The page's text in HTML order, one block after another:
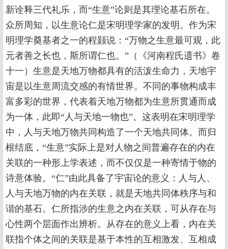
新诠释三代礼乐，而“生意”论则是其理论基石所在。
众所周知，以生意论仁是宋明理学家的发明。作为宋
明理学奠基者之一的程颢说：“万物之生意最可观，此
元者善之长也，斯所谓仁也。”（《河南程氏遗书》卷
十一）生意是天地万物都具有的活泼生命力，天地宇
宙是以生意周流交感的有情世界。不同的事物构成丰
富多彩的世界，代表着天地万物都为生意所贯通而成
为一体，此即“人与天地一物也”。这表明在宋明理学
中，人与天地万物共同构造了一个天地共同体。而归
根结底，“生意”实际上是对人物之间普遍存在的内在
关联的一种形上学表述，而不仅仅是一种寄情于物的
诗意体验。“仁”由此具备了宇宙论的意义：人与人、
人与天地万物的内在关联，就是天地共同体秩序与和
谐的基石。仁所指涉的生意之内在关联，可从存在与
心性两个层面作出辨析。从存在的意义上看，内在关
联指个体之间的关联是基于本性的互相激发、互相成